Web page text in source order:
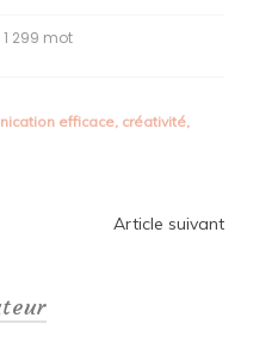
1 299 mot
efficace, créativité,
Article suivant